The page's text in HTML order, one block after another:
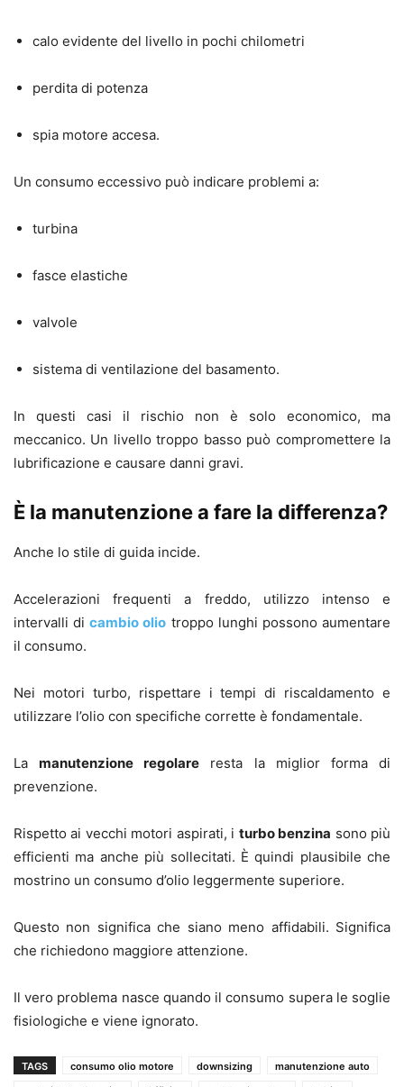
calo evidente del livello in pochi chilometri
perdita di potenza
spia motore accesa.
Un consumo eccessivo può indicare problemi a:
turbina
fasce elastiche
valvole
sistema di ventilazione del basamento.
In questi casi il rischio non è solo economico, ma
meccanico. Un livello troppo basso può compromettere la
lubrificazione e causare danni gravi.
È la manutenzione a fare la differenza?
Anche lo stile di guida incide.
Accelerazioni frequenti a freddo, utilizzo intenso e
intervalli dicambio olio troppo lunghi possono aumentare
il consumo.
Nei motori turbo, rispettare i tempi di riscaldamento e
utilizzare l’olio con specifiche corrette è fondamentale.
Lamanutenzione regolare resta la miglior forma di
prevenzione.
Rispetto ai vecchi motori aspirati, i turbo benzina sono più
efficienti ma anche più sollecitati. È quindi plausibile che
mostrino un consumo d’olio leggermente superiore.
Questo non significa che siano meno affidabili. Significa
che richiedono maggiore attenzione.
Il vero problema nasce quando il consumo supera le soglie
fisiologiche e viene ignorato.
TAGS consumo olio motore downsizing
manutenzione auto